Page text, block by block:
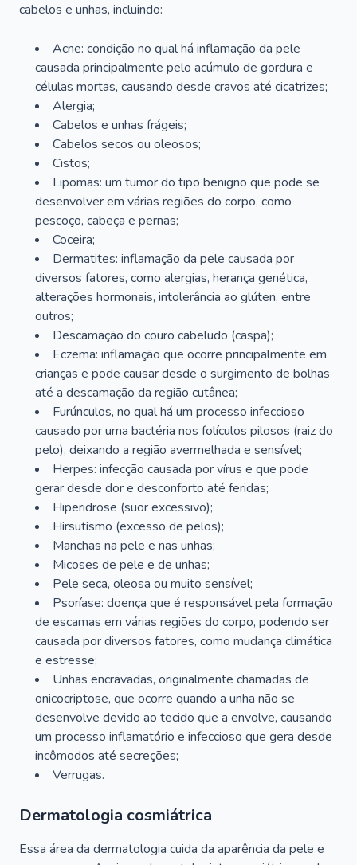
cabelos e unhas, incluindo:
Acne: condição no qual há inflamação da pele
causada principalmente pelo acúmulo de gordura e
células mortas, causando desde cravos até cicatrizes;
Alergia;
Cabelos e unhas frágeis;
Cabelos secos ou oleosos;
Cistos;
Lipomas: um tumor do tipo benigno que pode se
desenvolver em várias regiões do corpo, como
pescoço, cabeça e pernas;
Coceira;
Dermatites: inflamação da pele causada por
diversos fatores, como alergias, herança genética,
alterações hormonais, intolerância ao glúten, entre
outros;
Descamação do couro cabeludo (caspa);
Eczema: inflamação que ocorre principalmente em
crianças e pode causar desde o surgimento de bolhas
até a descamação da região cutânea;
Furúnculos, no qual há um processo infeccioso
causado por uma bactéria nos folículos pilosos (raiz do
pelo), deixando a região avermelhada e sensível;
Herpes: infecção causada por vírus e que pode
gerar desde dor e desconforto até feridas;
Hiperidrose (suor excessivo);
Hirsutismo (excesso de pelos);
Manchas na pele e nas unhas;
Micoses de pele e de unhas;
Pele seca, oleosa ou muito sensível;
Psoríase: doença que é responsável pela formação
de escamas em várias regiões do corpo, podendo ser
causada por diversos fatores, como mudança climática
e estresse;
Unhas encravadas, originalmente chamadas de
onicocriptose, que ocorre quando a unha não se
desenvolve devido ao tecido que a envolve, causando
um processo inflamatório e infeccioso que gera desde
incômodos até secreções;
Verrugas.
Dermatologia cosmiátrica
Essa área da dermatologia cuida da aparência da pele e